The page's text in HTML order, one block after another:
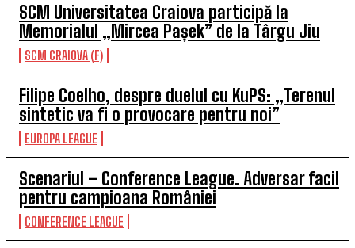
SCM Universitatea Craiova participă la
Memorialul „Mircea Pașek” de la Târgu Jiu
SCM CRAIOVA (F)
Filipe Coelho, despre duelul cu KuPS: „Terenul
sintetic va fi o provocare pentru noi”
EUROPA LEAGUE
Scenariul – Conference League. Adversar facil
pentru campioana României
CONFERENCE LEAGUE